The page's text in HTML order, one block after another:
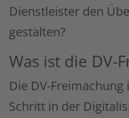
Dienstleister den
gestalten?
Was ist die DV-
Die DV-
Schritt in der